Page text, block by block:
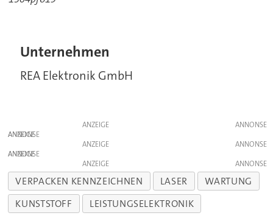
Unternehmen
REA Elektronik GmbH
ANZEIGE
ANZEIGE
ANZEIGE
ANZEIGE
ANZEIGE
VERPACKEN KENNZEICHNEN LASER
WARTUNG
KUNSTSTOFF
LEISTUNGSELEKTRONIK